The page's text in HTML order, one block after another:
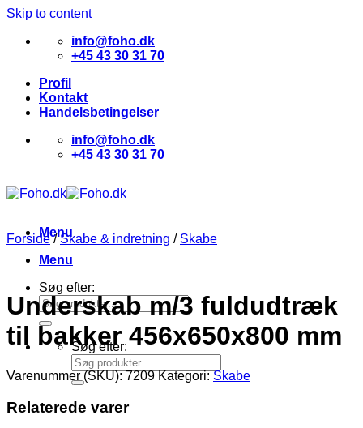
Skip to content
info@foho.dk
+45 43 30 31 70
Profil
Kontakt
Handelsbetingelser
info@foho.dk
+45 43 30 31 70
Menu
Menu
Søg efter:
Søg efter:
Forside / Skabe & indretning / Skabe
Underskab m/3 fuldudtræk
til bakker 456x650x800 mm
Varenummer (SKU):7209 Kategori:Skabe
Relaterede varer